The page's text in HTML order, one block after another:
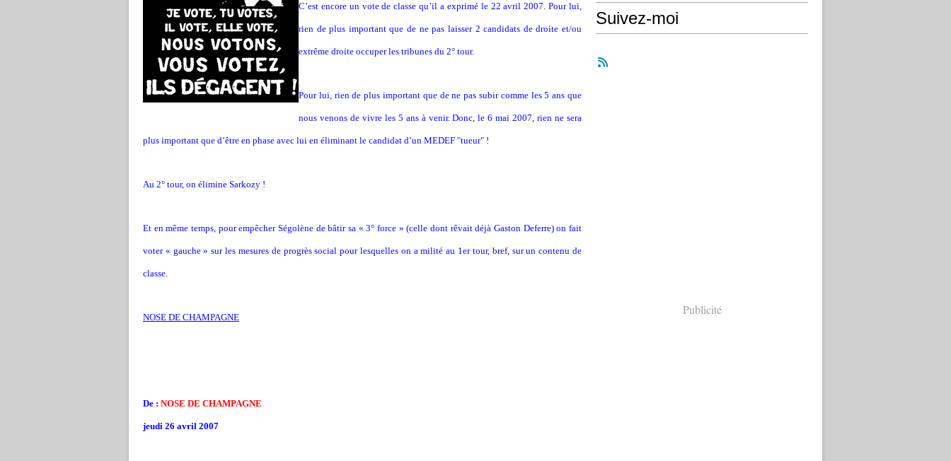
C’est encore un vote de classe qu’il a exprimé le 22 avril 2007. Pour lui,
rien de plus important que de ne pas laisser 2 candidats de droite et/ou
extrême droite occuper les tribunes du 2° tour.
Pour lui, rien de plus important que de ne pas subir comme les 5 ans que
nous venons de vivre les 5 ans à venir. Donc, le 6 mai 2007, rien ne sera
plus important que d’être en phase avec lui en éliminant le candidat d’un MEDEF "tueur" !
Au 2° tour, on élimine Sarkozy !
Et en même temps, pour empêcher Ségolène de bâtir sa « 3° force » (celle dont rêvait déjà Gaston Deferre) on fait
voter « gauche » sur les mesures de progrès social pour lesquelles on a milité au 1er tour, bref, sur un contenu de
classe.
NOSE DE CHAMPAGNE
De : NOSE DE CHAMPAGNE
jeudi 26 avril 2007
Suivez-moi
Publicité